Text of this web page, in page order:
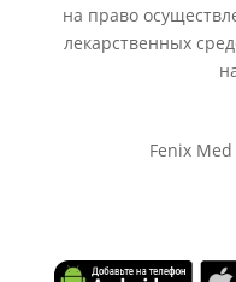
на право
лекарственных
Fenix